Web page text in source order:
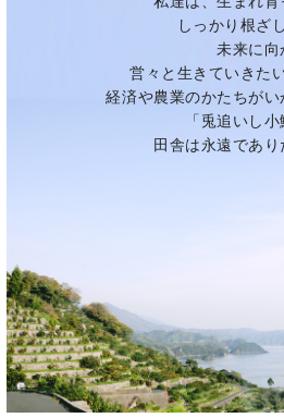
しっかり根ざ
未来に向
営々と生きていきた
経済や農業のかたちがい
「兎追いし小
田舎は永遠であり